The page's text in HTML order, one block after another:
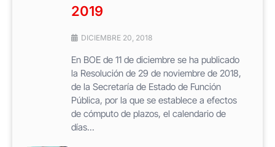
2019
DICIEMBRE 20, 2018
En BOE de 11 de diciembre se ha publicado
la Resolución de 29 de noviembre de 2018,
de la Secretaría de Estado de Función
Pública, por la que se establece a efectos
de cómputo de plazos, el calendario de
días...